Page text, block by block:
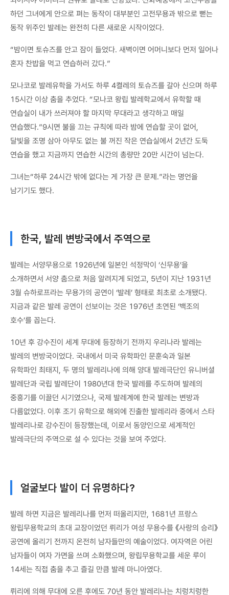
하던 그녀에게 안으로 펴는 동작이 대부분인 고전무용과 밖으로 뻗는
동작 위주인 발레는 완전히 다른 새로운 시작이었다.
“밤이면 토슈즈를 안고 잠이 들었다. 새벽이면 어머니보다 먼저 일어나
혼자 찬밥을 먹고 연습하러 갔다.”
모나코로 발레유학을 가서도 하루 4켤레의 토슈즈를 갈아 신으며 하루
15시간 이상 춤을 추었다. “모나코 왕립 발레학교에서 유학할 때
연습실이 내가 쓰러져야 할 마지막 무대라고 생각하고 매일
연습했다.”9시면 불을 끄는 규칙에 따라 밤에 연습할 곳이 없어,
달빛을 조명 삼아 아무도 없는 불 꺼진 작은 연습실에서 2년간 도둑
연습을 했고 지금까지 연습한 시간의 총량만 20만 시간이 넘는다.
그녀는“하루 24시간 밖에 없다는 게 가장 큰 문제.”라는 명언을
남기기도 했다.
한국, 발레 변방국에서 주역으로
발레는 서양무용으로 1926년에 일본인 석정막이 ‘신무용’을
소개하면서 서양 춤으로 처음 알려지게 되었고, 5년이 지난 1931년
3월 슈하로프라는 무용가의 공연이 ‘발레’ 형태로 최초로 소개됐다.
지금과 같은 발레 공연이 선보이는 것은 1976년 초연된 ‘백조의
호수’를 꼽는다.
10년 후 강수진이 세계 무대에 등장하기 전까지 우리나라 발레는
발레의 변방국이었다. 국내에서 미국 유학파인 문훈숙과 일본
유학파인 최태지, 두 명의 발레리나에 의해 양대 발레극단인 유니버셜
발레단과 국립 발레단이 1980년대 한국 발레를 주도하며 발레의
중흥기를 이끌던 시기였으나, 국제 발레계에 한국 발레는 변방과
다름없었다. 이후 조기 유학으로 해외에 진출한 발레리라 중에서 스타
발레리나로 강수진이 등장했는데, 이로서 동양인으로 세계적인
발레극단의 주역으로 설 수 있다는 것을 보여 주었다.
얼굴보다 발이 더 유명하다?
발레 하면 지금은 발레리나를 먼저 떠올리지만, 1681년 프랑스
왕립무용학교의 초대 교장이었던 뤼리가 여성 무용수를 《사랑의 승리》
공연에 올리기 전까지 온전히 남자들만의 예술이었다. 여자역은 어린
남자들이 여자 가면을 쓰며 소화했으며, 왕립무용학교를 세운 루이
14세는 직접 춤을 추고 즐길 만큼 발레 마니아였다.
뤼리에 의해 무대에 오른 후에도 70년 동안 발레리나는 치렁치렁한